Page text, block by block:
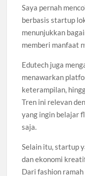
Saya pernah
berbasis startup
menunjukkan
memberi manfaat
Edutech juga
menawarkan
keterampilan,
Tren ini relevan
yang ingin belajar
saja.
Selain itu, startup
dan ekonomi
Dari fashion